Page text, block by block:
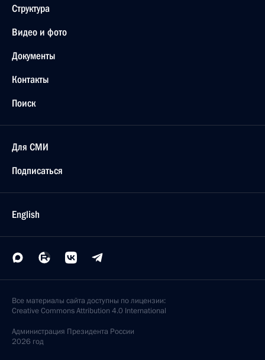
Владимир Путин поздравил сотрудников
Вологодского государственного историко-
заповедника с 80-летием со дня образования
этого культурного центра
и Президента США Джорджа Буша
12 марта 2003 года, 20:35
Президент провел рабочую встречу
с заместителем Председателя Правительства
Виктором Христенко
12 марта 2003 года, 19:20